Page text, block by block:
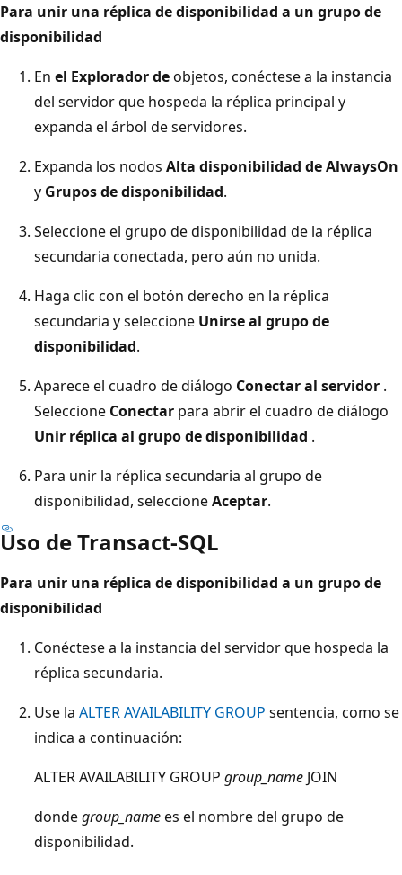
Para unir una réplica de disponibilidad a un grupo de
disponibilidad
En el Explorador deobjetos, conéctese a la instancia
del servidor que hospeda la réplica principal y
expanda el árbol de servidores.
Expanda los nodos Alta disponibilidad de AlwaysOn
y Grupos de disponibilidad.
Seleccione el grupo de disponibilidad de la réplica
secundaria conectada, pero aún no unida.
Haga clic con el botón derecho en la réplica
secundaria y seleccione Unirse al grupo de
disponibilidad.
Aparece el cuadro de diálogo Conectar al servidor .
Seleccione Conectar para abrir el cuadro de diálogo
Unir réplica al grupo de disponibilidad .
Para unir la réplica secundaria al grupo de
disponibilidad, seleccioneAceptar.
Uso de Transact-SQL
Para unir una réplica de disponibilidad a un grupo de
disponibilidad
Conéctese a la instancia del servidor que hospeda la
réplica secundaria.
Use la ALTER AVAILABILITY GROUP sentencia, como se
indica a continuación:
ALTER AVAILABILITY GROUP group_name JOIN
dondegroup_namees el nombre del grupo de
disponibilidad.